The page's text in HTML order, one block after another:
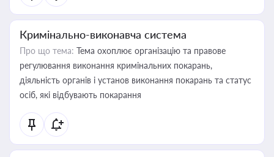
Кримінально-виконавча система
Про що тема: Тема охоплює організацію та правове
регулювання виконання кримінальних покарань,
діяльність органів і установ виконання покарань та статус
осіб, які відбувають покарання